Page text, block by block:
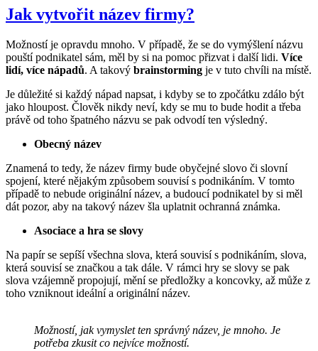
Jak vytvořit název firmy?
Možností je opravdu mnoho. V případě, že se do vymýšlení názvu
pouští podnikatel sám, měl by si na pomoc přizvat i další lidi. Více
lidí, více nápadů. A takový brainstorming je v tuto chvíli na místě.
Je důležité si každý nápad napsat, i kdyby se to zpočátku zdálo být
jako hloupost. Člověk nikdy neví, kdy se mu to bude hodit a třeba
právě od toho špatného názvu se pak odvodí ten výsledný.
Obecný název
Znamená to tedy, že název firmy bude obyčejné slovo či slovní
spojení, které nějakým způsobem souvisí s podnikáním. V tomto
případě to nebude originální název, a budoucí podnikatel by si měl
dát pozor, aby na takový název šla uplatnit ochranná známka.
Asociace a hra se slovy
Na papír se sepíší všechna slova, která souvisí s podnikáním, slova,
která souvisí se značkou a tak dále. V rámci hry se slovy se pak
slova vzájemně propojují, mění se předložky a koncovky, až může z
toho vzniknout ideální a originální název.
Možností, jak vymyslet ten správný název, je mnoho. Je
potřeba zkusit co nejvíce možností.